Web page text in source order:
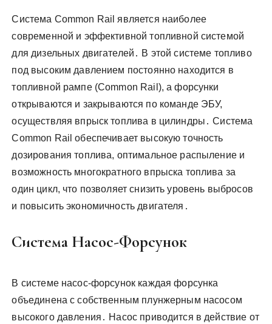
Система Common Rail является наиболее
современной и эффективной топливной системой
для дизельных двигателей․ В этой системе топливо
под высоким давлением постоянно находится в
топливной рампе (Common Rail), а форсунки
открываются и закрываются по команде ЭБУ,
осуществляя впрыск топлива в цилиндры․ Система
Common Rail обеспечивает высокую точность
дозирования топлива, оптимальное распыление и
возможность многократного впрыска топлива за
один цикл, что позволяет снизить уровень выбросов
и повысить экономичность двигателя․
Система Насос-Форсунок
В системе насос-форсунок каждая форсунка
объединена с собственным плунжерным насосом
высокого давления․ Насос приводится в действие от